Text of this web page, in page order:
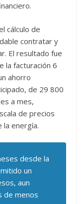
cálculo de
contratar y
El resultado fue
la facturación 6
ahorro
de 29 800
a mes,
de precios
la energía.
desde la
un
aun
de menos